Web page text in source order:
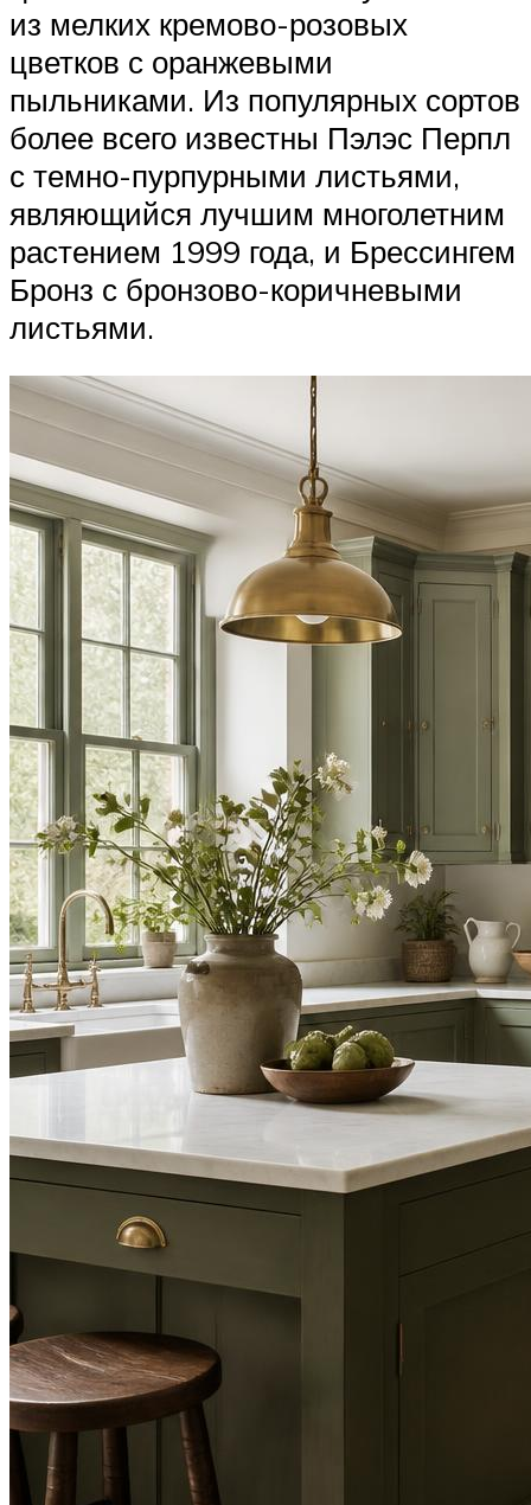
из мелких кремово-розовых
цветков с оранжевыми
пыльниками. Из популярных сортов
более всего известны Пэлэс Перпл
с темно-пурпурными листьями,
являющийся лучшим многолетним
растением 1999 года, и Брессингем
Бронз с бронзово-коричневыми
листьями.